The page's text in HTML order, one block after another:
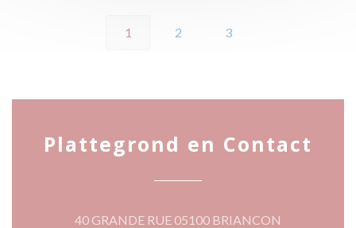
1 2 3
Plattegrond en Contact
40 GRANDE RUE 05100 BRIANCON